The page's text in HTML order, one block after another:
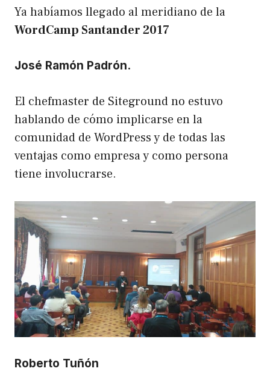
Ya habíamos llegado al meridiano de la
WordCamp Santander 2017
José Ramón Padrón.
El chefmaster de Siteground no estuvo
hablando de cómo implicarse en la
comunidad de WordPress y de todas las
ventajas como empresa y como persona
tiene involucrarse.
Roberto Tuñón